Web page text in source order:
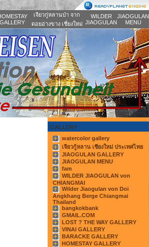
GALLERY
เจียวกู่หลานป่า จาก
ดอยอ่างขาง เชี่ยงใหม่
WILDER
JIAOGULAN
JIAOGULAN
MENU
GALLERY
watercolor gallery
เจียวกู้หลาน เชียงใหม่ ประเทศไทย
JIAOGULAN GALLERY
JIAOGULAN MENU
fam
WILDER JIAOGULAN von
CHIANGMAI
Wilder Jiaogulan von Doi
Angkhang Berge Chiangmai
Thailand
bangkokbank
GMAIL.COM
LOST ? THE WAY GALLERY
VINAI GALLERY
BARACKE GALLERY
HOMESTAY GALLERY